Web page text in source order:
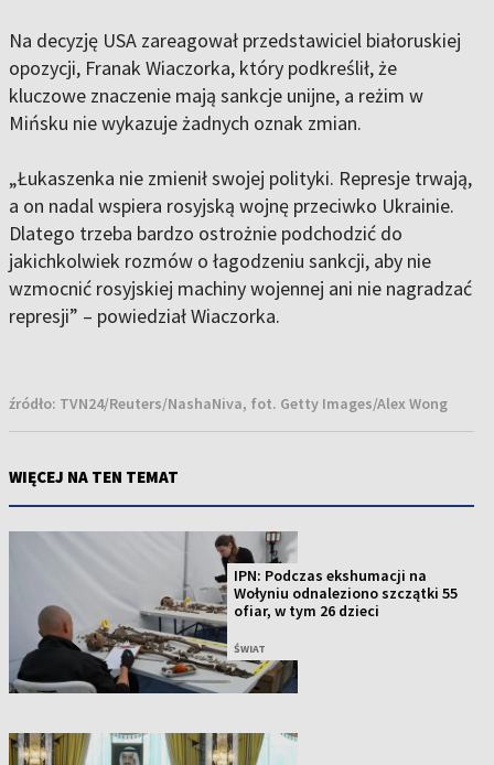
Na decyzję USA zareagował przedstawiciel białoruskiej
opozycji, Franak Wiaczorka, który podkreślił, że
kluczowe znaczenie mają sankcje unijne, a reżim w
Mińsku nie wykazuje żadnych oznak zmian.
„Łukaszenka nie zmienił swojej polityki. Represje trwają,
a on nadal wspiera rosyjską wojnę przeciwko Ukrainie.
Dlatego trzeba bardzo ostrożnie podchodzić do
jakichkolwiek rozmów o łagodzeniu sankcji, aby nie
wzmocnić rosyjskiej machiny wojennej ani nie nagradzać
represji” – powiedział Wiaczorka.
źródło: TVN24/Reuters/NashaNiva, fot. Getty Images/Alex Wong
WIĘCEJ NA TEN TEMAT
IPN: Podczas ekshumacji na
Wołyniu odnaleziono szczątki 55
ofiar, w tym 26 dzieci
ŚWIAT